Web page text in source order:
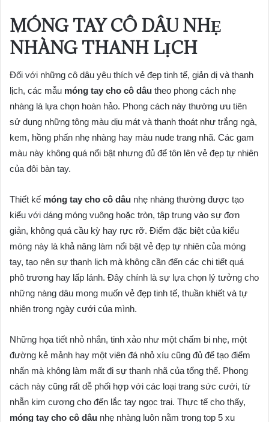
MÓNG TAY CÔ DÂU NHẸ
NHÀNG THANH LỊCH
Đối với những cô dâu yêu thích vẻ đẹp tinh tế, giản dị và thanh
lịch, các mẫu móng tay cho cô dâu theo phong cách nhẹ
nhàng là lựa chọn hoàn hảo. Phong cách này thường ưu tiên
sử dụng những tông màu dịu mát và thanh thoát như trắng ngà,
kem, hồng phấn nhẹ nhàng hay màu nude trang nhã. Các gam
màu này không quá nổi bật nhưng đủ để tôn lên vẻ đẹp tự nhiên
của đôi bàn tay.
Thiết kế móng tay cho cô dâu nhẹ nhàng thường được tạo
kiểu với dáng móng vuông hoặc tròn, tập trung vào sự đơn
giản, không quá cầu kỳ hay rực rỡ. Điểm đặc biệt của kiểu
móng này là khả năng làm nổi bật vẻ đẹp tự nhiên của móng
tay, tạo nên sự thanh lịch mà không cần đến các chi tiết quá
phô trương hay lấp lánh. Đây chính là sự lựa chọn lý tưởng cho
những nàng dâu mong muốn vẻ đẹp tinh tế, thuần khiết và tự
nhiên trong ngày cưới của mình.
Những họa tiết nhỏ nhắn, tinh xảo như một chấm bi nhẹ, một
đường kẻ mảnh hay một viên đá nhỏ xíu cũng đủ để tạo điểm
nhấn mà không làm mất đi sự thanh nhã của tổng thể. Phong
cách này cũng rất dễ phối hợp với các loại trang sức cưới, từ
nhẫn kim cương cho đến lắc tay ngọc trai. Thực tế cho thấy,
móng tay cho cô dâu nhẹ nhàng luôn nằm trong top 5 xu